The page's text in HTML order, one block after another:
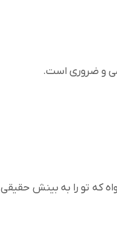
و ضروری است.
که تو را به بینش حقیقی